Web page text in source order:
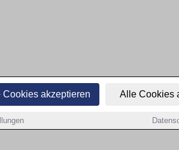
Cookies akzeptieren Alle Cookies